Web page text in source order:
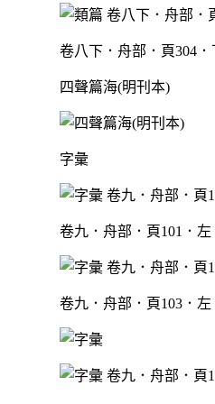
卷八下．舟部．頁304．
四聲篇海(明刊本)
字彙
卷九．舟部．頁101．左
卷九．舟部．頁103．左